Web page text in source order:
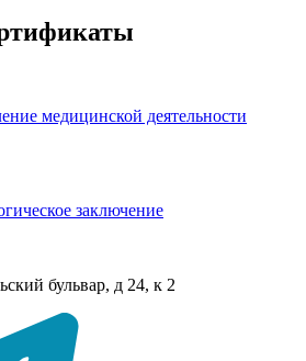
медицинской деятельности
заключение
бульвар, д 24, к 2